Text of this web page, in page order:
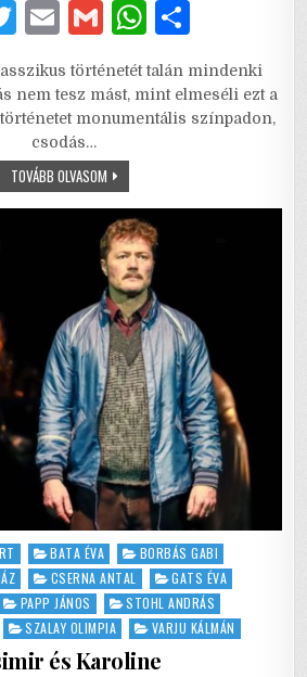
b
T
it
te
r
E
ai
l
G
ai
l
W
at
s
p
ar
e
történetét talán mindenki
nem tesz mást, mint elmeséli ezt a
monumentális színpadon,
csodás…
TOVÁBB OLVASOMMY
FAIR
LADY
–
SZERELMI
TÖRTÉNET
A
CENTRÁL
SZÍNHÁZBAN
BATA ÉVA
BORBÁS GABI
CSERNA ANTAL
GATS ÉVA
PAPP JÁNOS
STOHL ANDRÁS
SZALAY OLIMPIA VARJU KÁLMÁN
és Karoline